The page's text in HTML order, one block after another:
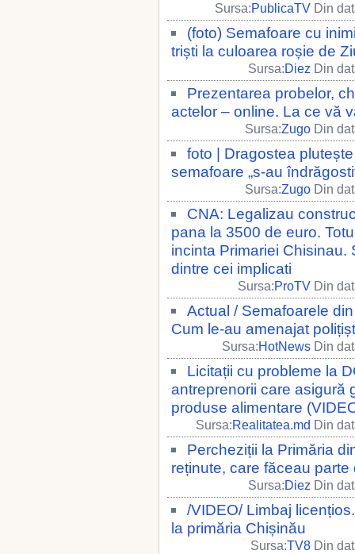
Sursa:PublicaTV Din
(foto) Semafoare cu
triști la culoarea roșie de
Sursa:Diez Din
Prezentarea probelor,
actelor – online. La ce vă
Sursa:Zugo Din
foto | Dragostea
semafoare „s-au
Sursa:Zugo Din
CNA: Legalizau
pana la 3500 de euro.
incinta Primariei Chisinau.
dintre cei implicati
Sursa:ProTV Din
Actual / Semafoarele
Cum le-au amenajat
Sursa:HotNews Din
Licitații cu probleme la
antreprenorii care asigură
produse alimentare
Sursa:Realitatea.md Din
Percheziții la Primăria
reținute, care făceau
Sursa:Diez Din
/VIDEO/ Limbaj
la primăria Chișinău
Sursa:TV8 Din